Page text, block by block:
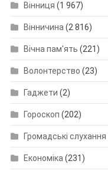
Вінниця (1 967)
Вінничина (2 816)
Вічна пам'ять (221)
Волонтерство (23)
Гаджети (2)
Гороскоп (202)
Громадські слухання
Економіка (231)